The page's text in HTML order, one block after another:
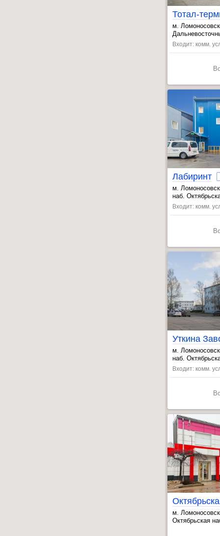
Тотал-
м.
, Дыбенко ул.
,Входит: комм.
Лабиринт
м.
, Дыбенко ул.
,
наб.
Входит: комм.
Уткина
м.
, Дыбенко ул.
,
наб.
Входит: комм.
м.
, Дыбенко ул.
Октябрьская